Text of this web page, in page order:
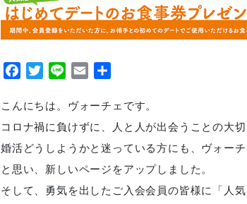
Facebook
TwitterLine Email
こんにちは。ヴォーチェです。
コロナ禍に負けずに、人と人が出会うことの大切
婚活どうしようかと迷っている方にも、ヴォー
と思い、新しいページをアップしました。
そして、勇気を出したご入会会員の皆様に「人